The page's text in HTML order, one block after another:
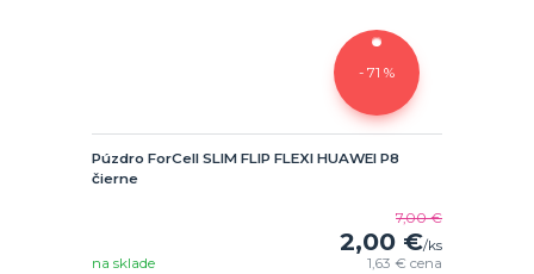
- 71 %
Púzdro ForCell SLIM FLIP FLEXI HUAWEI P8
čierne
7,00 €
2,00 €/ks
1,63 €cena
na sklade